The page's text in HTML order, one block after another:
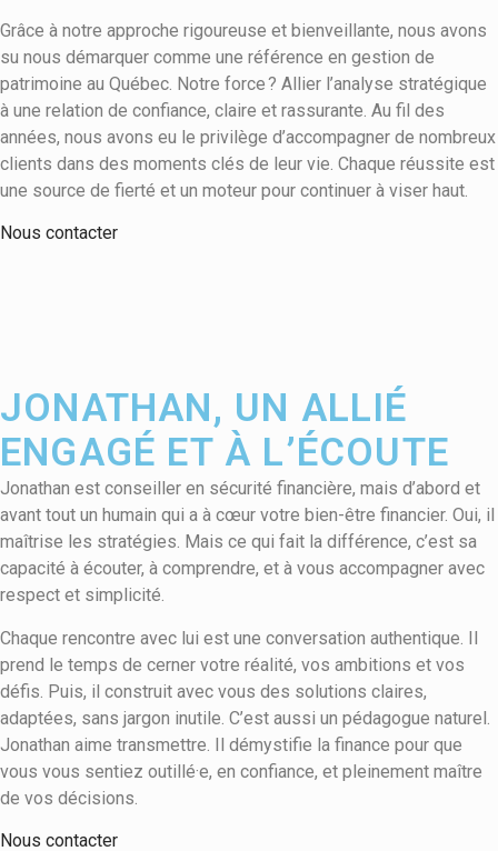
Grâce à notre approche rigoureuse et bienveillante, nous avons
su nous démarquer comme une référence en gestion de
patrimoine au Québec. Notre force ? Allier l’analyse stratégique
à une relation de confiance, claire et rassurante. Au fil des
années, nous avons eu le privilège d’accompagner de nombreux
clients dans des moments clés de leur vie. Chaque réussite est
une source de fierté et un moteur pour continuer à viser haut.
Nous contacter
JONATHAN, UN ALLIÉ
ENGAGÉ ET À L’ÉCOUTE
Jonathan est conseiller en sécurité financière, mais d’abord et
avant tout un humain qui a à cœur votre bien-être financier. Oui, il
maîtrise les stratégies. Mais ce qui fait la différence, c’est sa
capacité à écouter, à comprendre, et à vous accompagner avec
respect et simplicité.
Chaque rencontre avec lui est une conversation authentique. Il
prend le temps de cerner votre réalité, vos ambitions et vos
défis. Puis, il construit avec vous des solutions claires,
adaptées, sans jargon inutile. C’est aussi un pédagogue naturel.
Jonathan aime transmettre. Il démystifie la finance pour que
vous vous sentiez outillé·e, en confiance, et pleinement maître
de vos décisions.
Nous contacter